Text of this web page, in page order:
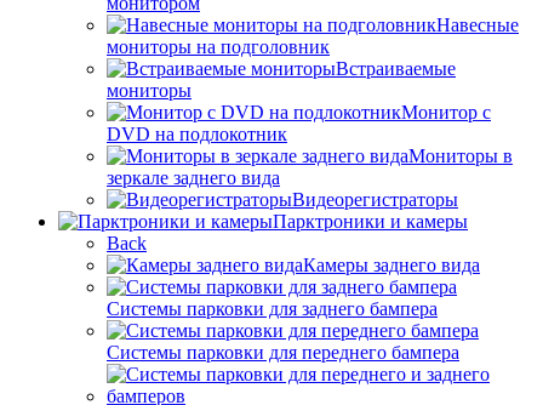
Навесные
мониторы на подголовник
Встраиваемые
мониторы
Монитор с
DVD на подлокотник
Мониторы в
зеркале заднего вида
Видеорегистраторы
Парктроники и камеры
Back
Камеры заднего вида
Системы парковки для заднего бампера
Системы парковки для переднего бампера